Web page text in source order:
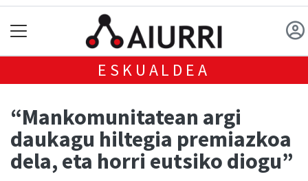
ESKUALDEA
“Mankomunitatean argi
daukagu hiltegia premiazkoa
dela, eta horri eutsiko diogu”